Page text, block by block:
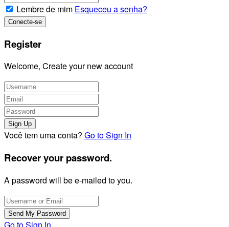
Lembre de mim Esqueceu a senha?
Register
Welcome, Create your new account
Você tem uma conta? Go to Sign In
Recover your password.
A password will be e-mailed to you.